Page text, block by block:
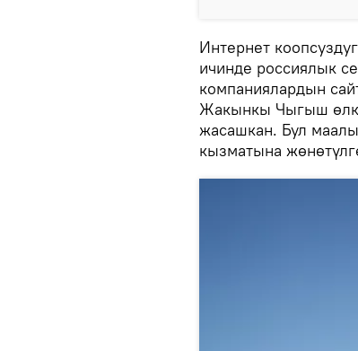
Интернет
ичинде россиялык
компаниялардын
Жакынкы Чыгыш
жасашкан. Бул
кызматына